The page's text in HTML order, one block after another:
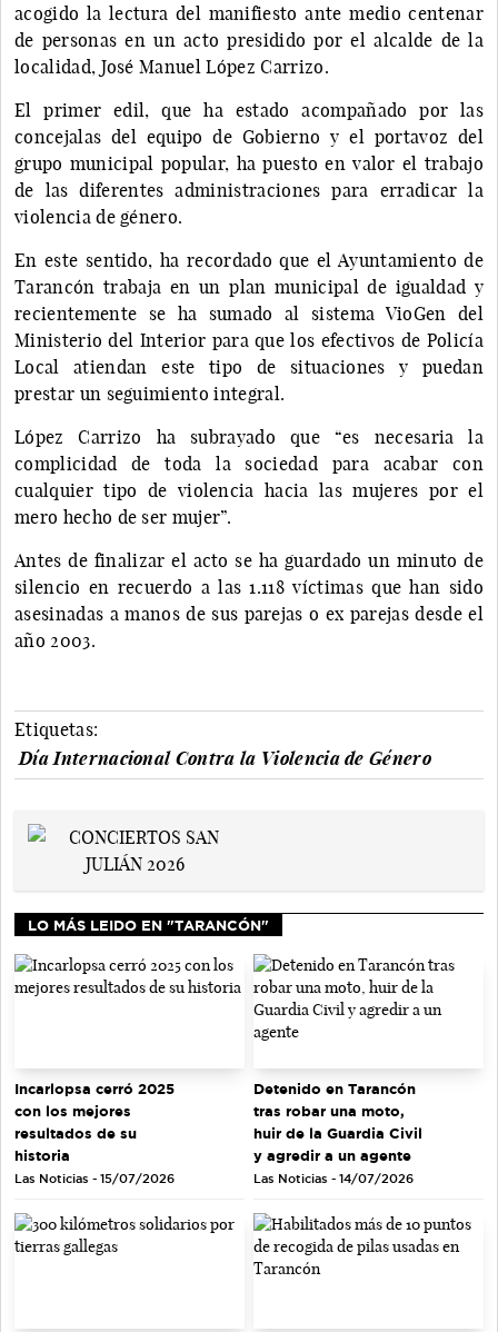
acogido la lectura del manifiesto ante medio centenar
de personas en un acto presidido por el alcalde de la
localidad, José Manuel López Carrizo.
El primer edil, que ha estado acompañado por las
concejalas del equipo de Gobierno y el portavoz del
grupo municipal popular, ha puesto en valor el trabajo
de las diferentes administraciones para erradicar la
violencia de género.
En este sentido, ha recordado que el Ayuntamiento de
Tarancón trabaja en un plan municipal de igualdad y
recientemente se ha sumado al sistema VioGen del
Ministerio del Interior para que los efectivos de Policía
Local atiendan este tipo de situaciones y puedan
prestar un seguimiento integral.
López Carrizo ha subrayado que “es necesaria la
complicidad de toda la sociedad para acabar con
cualquier tipo de violencia hacia las mujeres por el
mero hecho de ser mujer”.
Antes de finalizar el acto se ha guardado un minuto de
silencio en recuerdo a las 1.118 víctimas que han sido
asesinadas a manos de sus parejas o ex parejas desde el
año 2003.
Etiquetas:
Día Internacional Contra la Violencia de Género
LO MÁS LEIDO EN "TARANCÓN"
Incarlopsa cerró 2025
con los mejores
resultados de su
historia
Las Noticias - 15/07/2026
Detenido en Tarancón
tras robar una moto,
huir de la Guardia Civil
y agredir a un agente
Las Noticias - 14/07/2026